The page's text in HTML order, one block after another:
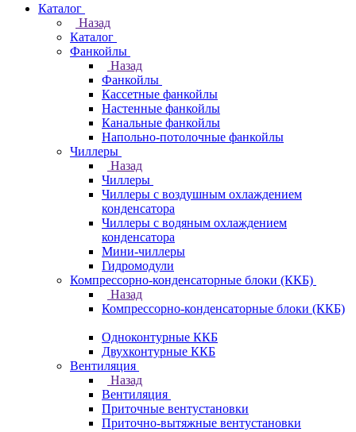
Каталог
Назад
Каталог
Фанкойлы
Назад
Фанкойлы
Кассетные фанкойлы
Настенные фанкойлы
Канальные фанкойлы
Напольно-потолочные фанкойлы
Чиллеры
Назад
Чиллеры
Чиллеры с воздушным охлаждением
конденсатора
Чиллеры с водяным охлаждением
конденсатора
Мини-чиллеры
Гидромодули
Компрессорно-конденсаторные блоки (ККБ)
Назад
Компрессорно-конденсаторные блоки (ККБ)
Одноконтурные ККБ
Двухконтурные ККБ
Вентиляция
Назад
Вентиляция
Приточные вентустановки
Приточно-вытяжные вентустановки